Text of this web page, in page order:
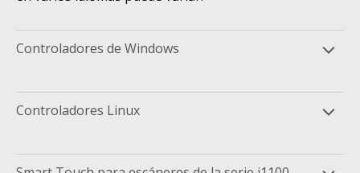
Controladores de Windows
Controladores Linux